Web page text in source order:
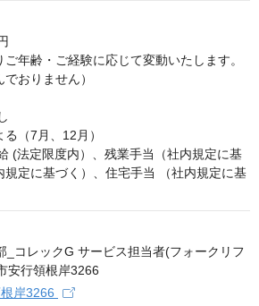
年齢・ご経験に応じて変動いたします。
おりません）
る（7月、12月）
(法定限度内）、残業手当（社内規定に基
定に基づく）、住宅手当 （社内規定に基
岸3266